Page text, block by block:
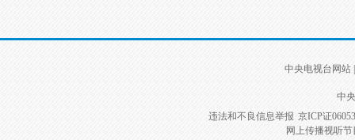
中央电视台网站
中
违法和不良信息举报 京ICP证
网上传播视听